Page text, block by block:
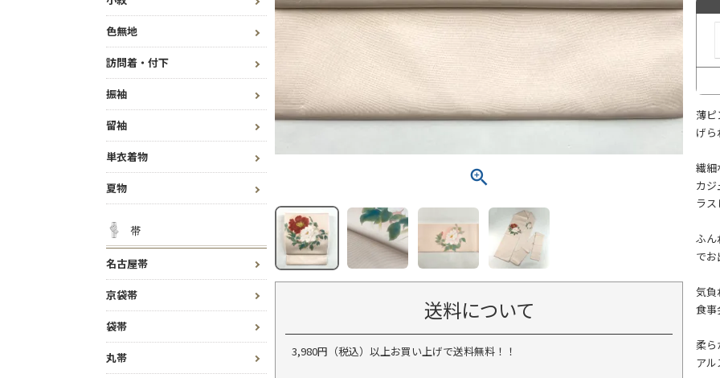
色無地
訪問着・付下
振袖
留袖
単衣着物
夏物
帯
名古屋帯
京袋帯
袋帯
丸帯
送料について
3,980円（税込）以上お買い上げで送料無料！！
薄
げ
繊細
カ
ラス
ふん
で
気負
食事
柔ら
ア